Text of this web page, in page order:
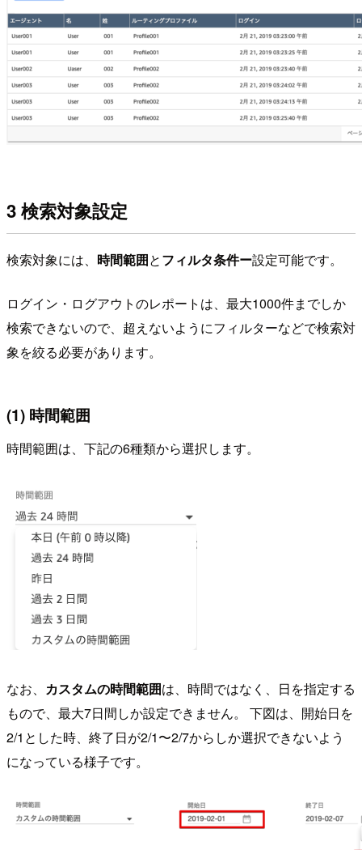
3 検索対象設定
検索対象には、 時間範囲とフィルタ条件ー設定可能です。
ログイン・ログアウトのレポートは、最大1000件までしか
検索できないので、超えないようにフィルターなどで検索対
象を絞る必要があります。
(1) 時間範囲
時間範囲は、下記の6種類から選択します。
なお、 カスタムの時間範囲は、時間ではなく、日を指定する
もので、最大7日間しか設定できません。 下図は、開始日を
2/1とした時、終了日が2/1〜2/7からしか選択できないよう
になっている様子です。